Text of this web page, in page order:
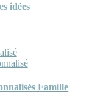
idées
Famille